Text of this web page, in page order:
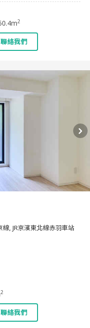
2
聯絡我們
線, JR京濱東北線赤羽車站
2
聯絡我們